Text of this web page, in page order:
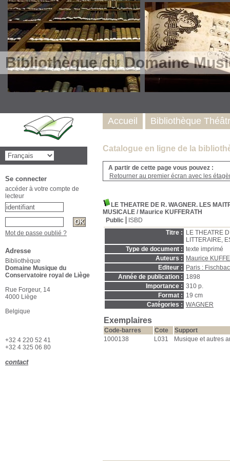
Bibliothèque du Domaine
Catalogue en ligne de la
A partir de cette page vous pouvez :
Retourner au premier écran avec les
LE THEATRE DE R. WAGNER. LES
MUSICALE / Maurice KUFFERATH
Public
ISBD
Titre :
LE THEATRE
LITTERAIRE,
Type de document : texte imprimé
Auteurs :
Maurice
Editeur :
Paris :
Année de publication : 1898
Importance : 310 p.
Format : 19 cm
Catégories : WAGNER
Exemplaires
Code-barres Cote
Support
1000138
L031 Musique et autres
Accueil Bibliothèque
Se connecter
accéder à votre compte de
lecteur
Mot de passe oublié ?
Adresse
Bibliothèque
Domaine Musique du
Conservatoire royal de Liège
Rue Forgeur, 14
4000 Liège
Belgique
+32 4 220 52 41
+32 4 325 06 80
contact